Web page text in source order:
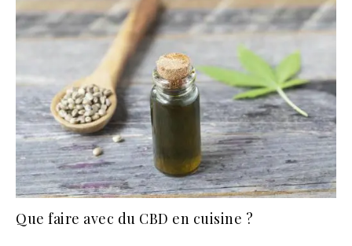
Que faire avec du CBD en cuisine ?